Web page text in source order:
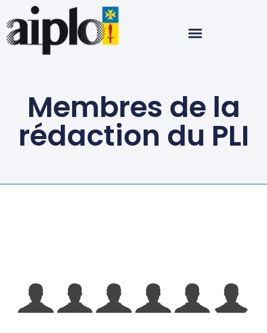
Membres de la
rédaction du PLI